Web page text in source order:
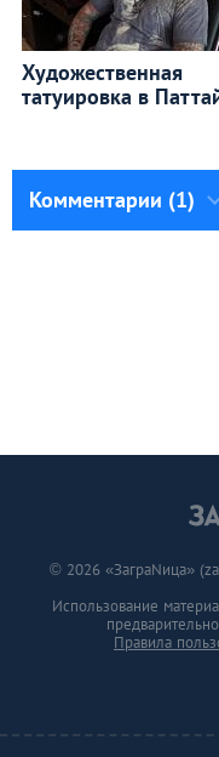
Художественная
татуировка в
Комментарии (1)
© 2026 «ЗаграNица»
Использование
Правила